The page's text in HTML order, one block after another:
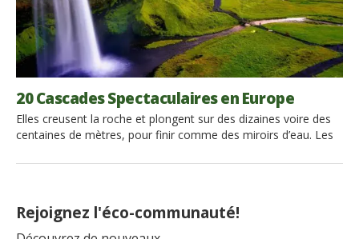
Rejoignez l'éco-communauté!
20 Cascades Spectaculaires en Europe
Elles creusent la roche et plongent sur des dizaines voire des
centaines de mètres, pour finir comme des miroirs d’eau. Les
Leur magnificence émerveille. De l’Islande à l’Italie en passant